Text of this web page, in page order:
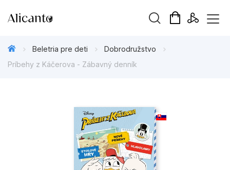
Beletria pre deti
Beletria pre dospelých
Darčekové publikácie
Beletria pre deti
Dobrodružstvo
Príbehy z Káčerova - Zábavný denník